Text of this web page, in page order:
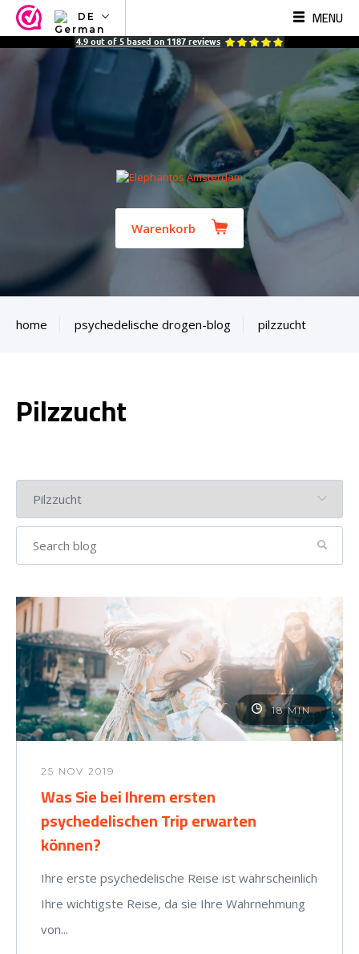
DE
NL
ES
MENU
4.9 out of 5 based on 1187 reviews
Warenkorb
home psychedelische drogen-blog pilzzucht
Pilzzucht
18 MIN
25 NOV 2019
Was Sie bei Ihrem ersten
psychedelischen Trip erwarten
können?
Ihre erste psychedelische Reise ist wahrscheinlich
Ihre wichtigste Reise, da sie Ihre Wahrnehmung
von...